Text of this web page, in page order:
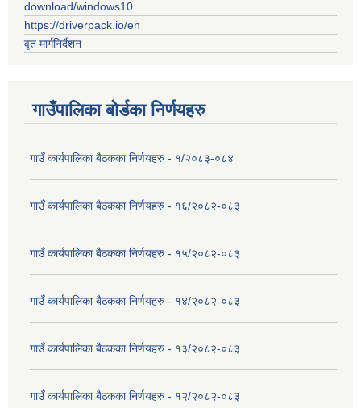
download/windows10
https://driverpack.io/en
वृत मार्गनिर्देशन
गाउँपालिका बोर्डका निर्णयहरु
गाउँ कार्यपालिका बैठकका निर्णयहरु - १/२०८३-०८४
गाउँ कार्यपालिका बैठकका निर्णयहरु - १६/२०८२-०८३
गाउँ कार्यपालिका बैठकका निर्णयहरु - १५/२०८२-०८३
गाउँ कार्यपालिका बैठकका निर्णयहरु - १४/२०८२-०८३
गाउँ कार्यपालिका बैठकका निर्णयहरु - १३/२०८२-०८३
गाउँ कार्यपालिका बैठकका निर्णयहरु - १२/२०८२-०८३